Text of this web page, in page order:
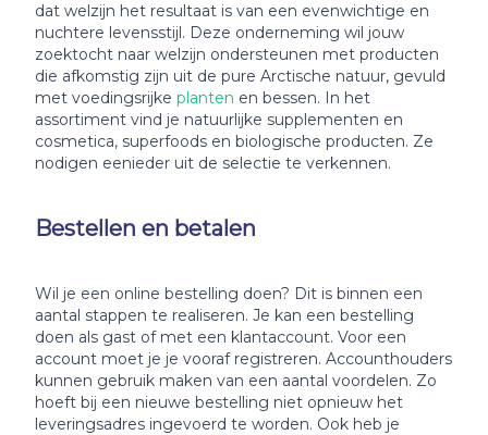
dat welzijn het resultaat is van een evenwichtige en
nuchtere levensstijl. Deze onderneming wil jouw
zoektocht naar welzijn ondersteunen met producten
die afkomstig zijn uit de pure Arctische natuur, gevuld
met voedingsrijke planten en bessen. In het
assortiment vind je natuurlijke supplementen en
cosmetica, superfoods en biologische producten. Ze
nodigen eenieder uit de selectie te verkennen.
Bestellen en betalen
Wil je een online bestelling doen? Dit is binnen een
aantal stappen te realiseren. Je kan een bestelling
doen als gast of met een klantaccount. Voor een
account moet je je vooraf registreren. Accounthouders
kunnen gebruik maken van een aantal voordelen. Zo
hoeft bij een nieuwe bestelling niet opnieuw het
leveringsadres ingevoerd te worden. Ook heb je